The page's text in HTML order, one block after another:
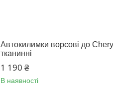
Автокилимки ворсові до
тканинні
1 190 ₴
В наявності